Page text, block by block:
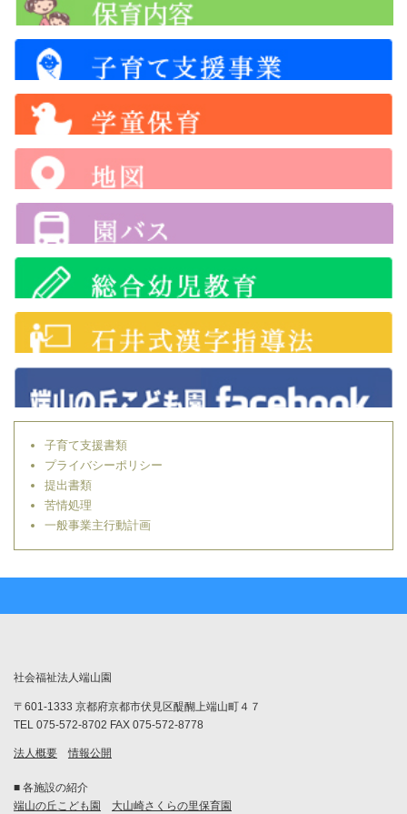
子育て支援書類
プライバシーポリシー
提出書類
苦情処理
一般事業主行動計画
社会福祉法人端山園
〒601-1333 京都府京都市伏見区醍醐上端山町４７
TEL 075-572-8702 FAX 075-572-8778
法人概要 情報公開
■ 各施設の紹介
端山の丘こども園
大山崎さくらの里保育園